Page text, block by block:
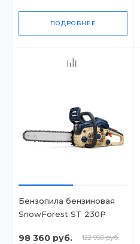
ПОДРОБНЕЕ
Бензопила бензиновая
SnowForest ST 230P
98 360 руб. 122 950 руб.